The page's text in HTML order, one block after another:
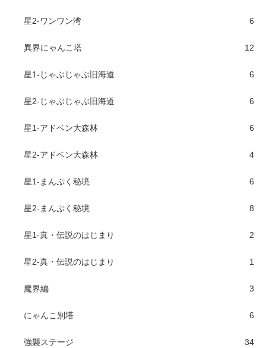
星2-ワンワン湾 6
異界にゃんこ塔 12
星1-じゃぶじゃぶ旧海道 6
星2-じゃぶじゃぶ旧海道 6
星1-アドベン大森林 6
星2-アドベン大森林 4
星1-まんぷく秘境 6
星2-まんぷく秘境 8
星1-真・伝説のはじまり 2
星2-真・伝説のはじまり 1
魔界編 3
にゃんこ別塔 6
強襲ステージ 34